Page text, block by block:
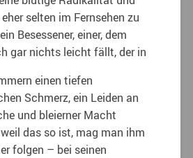
selten im Fernsehen zu
Besessener, einer, dem
gar nichts leicht fällt, der in
einen tiefen
Schmerz, ein Leiden an
und bleierner Macht
das so ist, mag man ihm
folgen – bei seinen